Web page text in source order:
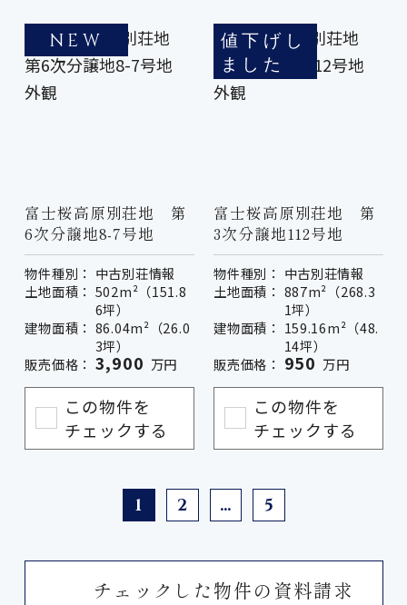
NEW
富士桜高原別荘地 第
6次分譲地8-7号地
物件種別： 中古別荘情報
土地面積： 502m²（151.8
6坪）
建物面積： 86.04m²（26.0
3坪）
販売価格： 3,900 万円
この物件を
チェックする
値下げし
ました
富士桜高原別荘地 第
3次分譲地112号地
物件種別： 中古別荘情報
土地面積： 887m²（268.3
1坪）
建物面積： 159.16m²（48.
14坪）
販売価格： 950 万円
この物件を
チェックする
1 2 … 5
チェックした物件の資料請求